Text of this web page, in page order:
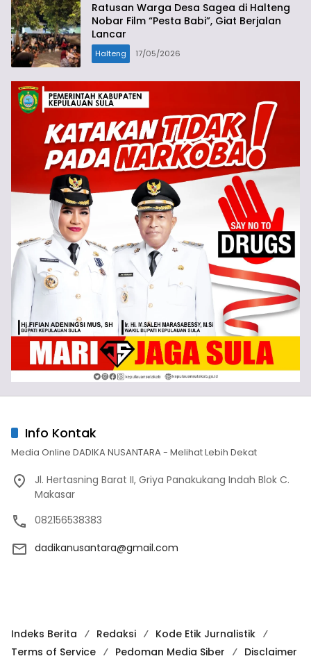
Ratusan Warga Desa Sagea di Halteng
Nobar Film “Pesta Babi”, Giat Berjalan
Lancar
Halteng 17/05/2026
Info Kontak
Media Online DADIKA NUSANTARA - Melihat Lebih Dekat
Jl. Hertasning Barat II, Griya Panakukang Indah Blok C.
Makasar
082156538383
dadikanusantara@gmail.com
Indeks Berita Redaksi
Kode Etik Jurnalistik
Terms of Service
Pedoman Media Siber Disclaimer